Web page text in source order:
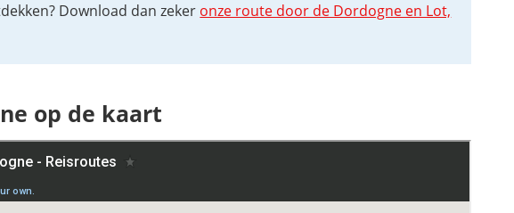
Download dan zeker onze route door de Dordogne en Lot,
op de kaart